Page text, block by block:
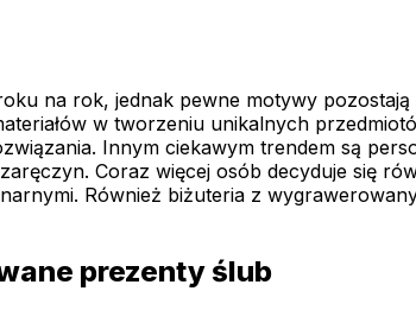
na rok, jednak pewne motywy
w tworzeniu unikalnych
Innym ciekawym trendem są
Coraz więcej osób decyduje się
Również biżuteria z
prezenty ślub